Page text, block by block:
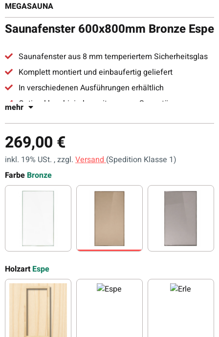
MEGASAUNA
Saunafenster 600x800mm Bronze Espe
Saunafenster aus 8 mm temperiertem Sicherheitsglas
Komplett montiert und einbaufertig geliefert
In verschiedenen Ausführungen erhältlich
Optimal kombinierbar mit unseren Saunatüren
mehr
269,00 €
inkl. 19% USt. , zzgl. Versand(Spedition Klasse 1)
Farbe Bronze
HolzartEspe